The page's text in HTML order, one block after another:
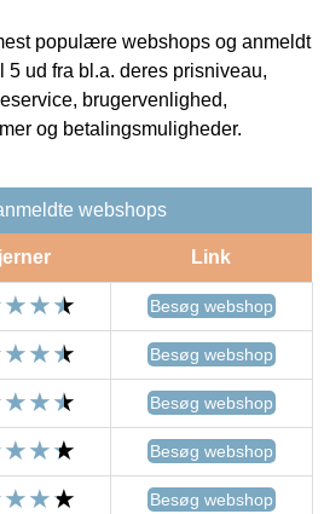
populære webshops og anmeldt
5 ud fra bl.a. deres prisniveau,
brugervenlighed,
og betalingsmuligheder.
webshops
Link
Besøg webshop
Besøg webshop
Besøg webshop
Besøg webshop
Besøg webshop